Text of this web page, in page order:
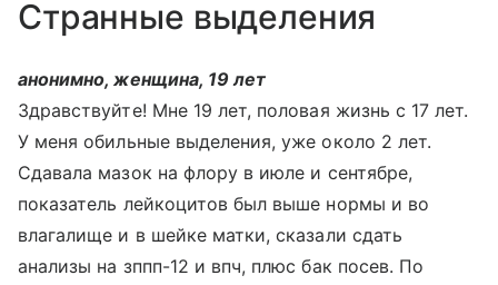
Странные выделения
анонимно, женщина, 19 лет
Здравствуйте! Мне 19 лет, половая жизнь с 17 лет.
У меня обильные выделения, уже около 2 лет.
Сдавала мазок на флору в июле и сентябре,
показатель лейкоцитов был выше нормы и во
влагалище и в шейке матки, сказали сдать
анализы на зппп-12 и впч, плюс бак посев. По